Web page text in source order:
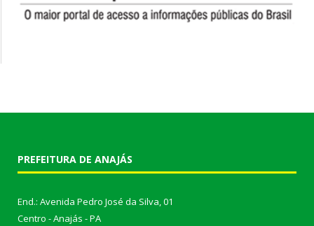
PREFEITURA DE ANAJÁS
End.: Avenida Pedro José da Silva, 01
Centro - Anajás - PA